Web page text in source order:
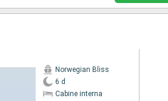
Norwegian Bliss
6 d
Cabine interna